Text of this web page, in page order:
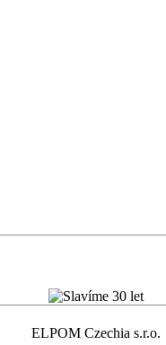
ELPOM Czechia s.r.o.